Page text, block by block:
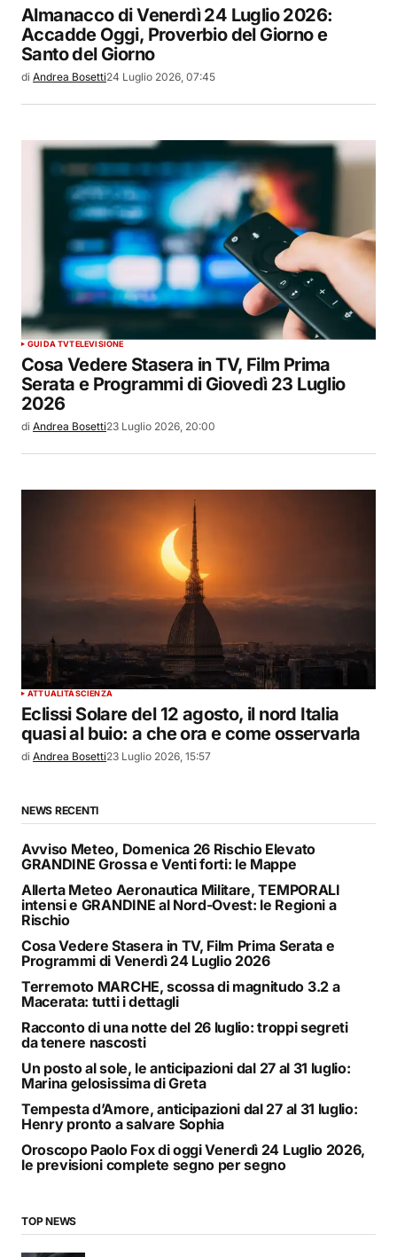
Almanacco di Venerdì 24 Luglio 2026:
Accadde Oggi, Proverbio del Giorno e
Santo del Giorno
di Andrea Bosetti24 Luglio 2026, 07:45
GUIDA TVTELEVISIONE
Cosa Vedere Stasera in TV, Film Prima
Serata e Programmi di Giovedì 23 Luglio
2026
di Andrea Bosetti23 Luglio 2026, 20:00
ATTUALITÀSCIENZA
Eclissi Solare del 12 agosto, il nord Italia
quasi al buio: a che ora e come osservarla
di Andrea Bosetti23 Luglio 2026, 15:57
NEWS RECENTI
Avviso Meteo, Domenica 26 Rischio Elevato
GRANDINE Grossa e Venti forti: le Mappe
Allerta Meteo Aeronautica Militare, TEMPORALI
intensi e GRANDINE al Nord-Ovest: le Regioni a
Rischio
Cosa Vedere Stasera in TV, Film Prima Serata e
Programmi di Venerdì 24 Luglio 2026
Terremoto MARCHE, scossa di magnitudo 3.2 a
Macerata: tutti i dettagli
Racconto di una notte del 26 luglio: troppi segreti
da tenere nascosti
Un posto al sole, le anticipazioni dal 27 al 31 luglio:
Marina gelosissima di Greta
Tempesta d’Amore, anticipazioni dal 27 al 31 luglio:
Henry pronto a salvare Sophia
Oroscopo Paolo Fox di oggi Venerdì 24 Luglio 2026,
le previsioni complete segno per segno
TOP NEWS